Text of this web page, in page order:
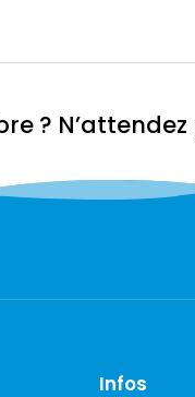
? N’attendez
Infos